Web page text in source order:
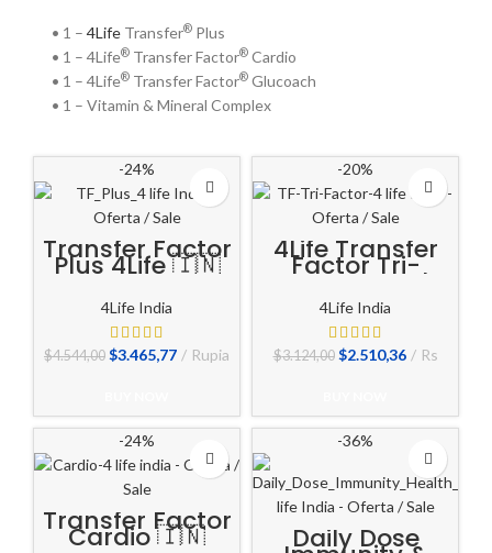
• 1 – 4Life Transfer® Plus
• 1 – 4Life® Transfer Factor® Cardio
• 1 – 4Life® Transfer Factor® Glucoach
• 1 – Vitamin & Mineral Complex
-24%
Transfer Factor
Plus 4Life 🇮🇳
4Life India
$4.544,00 El
era:
$4.544,00.
$3.465,77El
es:
$3.465,77.
Rupia
-20%
4Life Transfer
Factor Tri-
Factor Capsules
🇮🇳
4Life India
$3.124,00 El
era:
$3.124,00.
$2.510,36El
es:
$2.510,36.
Rs
-24%
Transfer Factor
Cardio 🇮🇳
-36%
Daily Dose